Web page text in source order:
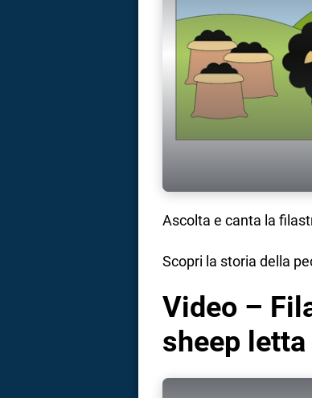
Ascolta e canta la
Scopri la storia della
Video –
sheep letta